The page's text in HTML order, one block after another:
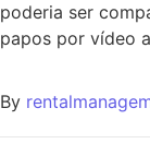
poderia ser
papos por vídeo
By